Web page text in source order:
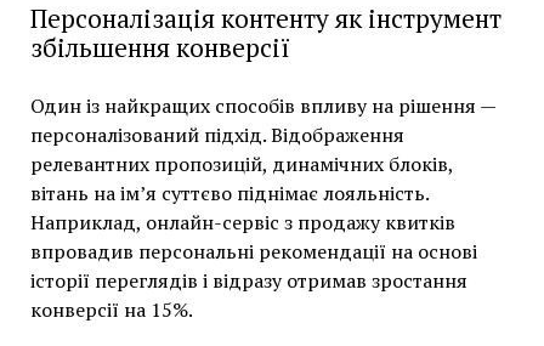
Персоналізація контенту як інструмент
збільшення конверсії
Один із найкращих способів впливу на рішення —
персоналізований підхід. Відображення
релевантних пропозицій, динамічних блоків,
вітань на ім’я суттєво піднімає лояльність.
Наприклад, онлайн-сервіс з продажу квитків
впровадив персональні рекомендації на основі
історії переглядів і відразу отримав зростання
конверсії на 15%.